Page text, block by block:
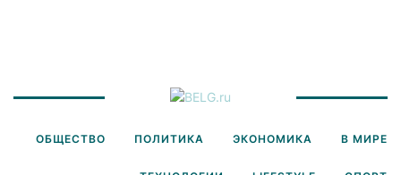
ОБЩЕСТВО ПОЛИТИКА ЭКОНОМИКА В МИРЕ